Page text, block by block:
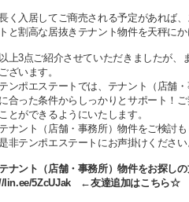
く入居してご商売される予定があれば
トと割高な居抜きテナント物件を天秤にか
以上3点ご紹介させていただきましたが
ございます。
テンポエステートでは、テナント（店舗
に合った条件からしっかりとサポート！
ことができるようにいたします。
テナント（店舗・事務所）物件をご検討
非テンポエステートにお声掛けください
テナント（店舗・事務所）物件をお探し
lin.ee/5ZcUJak ←友達追加はこちら☆